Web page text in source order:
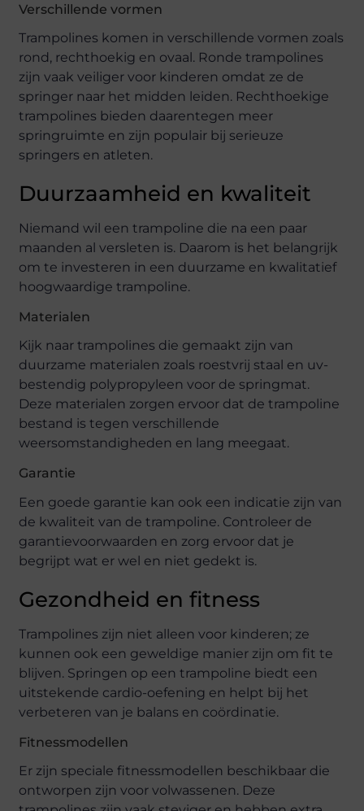
Verschillende vormen
Trampolines komen in verschillende vormen zoals
rond, rechthoekig en ovaal. Ronde trampolines
zijn vaak veiliger voor kinderen omdat ze de
springer naar het midden leiden. Rechthoekige
trampolines bieden daarentegen meer
springruimte en zijn populair bij serieuze
springers en atleten.
Duurzaamheid en kwaliteit
Niemand wil een trampoline die na een paar
maanden al versleten is. Daarom is het belangrijk
om te investeren in een duurzame en kwalitatief
hoogwaardige trampoline.
Materialen
Kijk naar trampolines die gemaakt zijn van
duurzame materialen zoals roestvrij staal en uv-
bestendig polypropyleen voor de springmat.
Deze materialen zorgen ervoor dat de trampoline
bestand is tegen verschillende
weersomstandigheden en lang meegaat.
Garantie
Een goede garantie kan ook een indicatie zijn van
de kwaliteit van de trampoline. Controleer de
garantievoorwaarden en zorg ervoor dat je
begrijpt wat er wel en niet gedekt is.
Gezondheid en fitness
Trampolines zijn niet alleen voor kinderen; ze
kunnen ook een geweldige manier zijn om fit te
blijven. Springen op een trampoline biedt een
uitstekende cardio-oefening en helpt bij het
verbeteren van je balans en coördinatie.
Fitnessmodellen
Er zijn speciale fitnessmodellen beschikbaar die
ontworpen zijn voor volwassenen. Deze